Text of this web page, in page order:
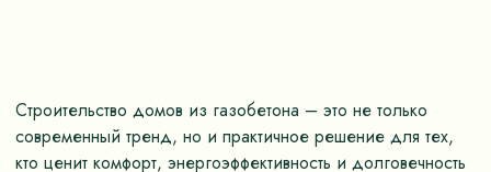
Строительство домов из газобетона – это не только
современный тренд, но и практичное решение для тех,
кто ценит комфорт, энергоэффективность и долговечность